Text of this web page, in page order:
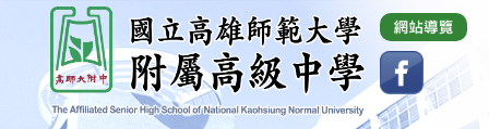
國立高雄師範大學附屬高級中學 Affiliated Senior
High School of National Kaohsiung Normal
University